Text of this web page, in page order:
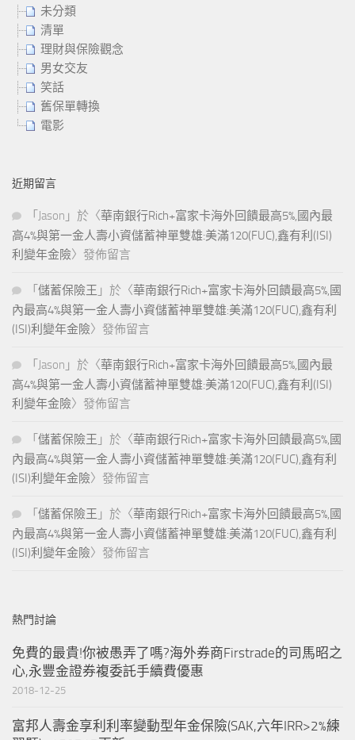
未分類
清單
理財與保險觀念
男女交友
笑話
舊保單轉換
電影
近期留言
「 Jason 」於〈華南銀行Rich+富家卡海外回饋最高5%,國內最
高4%與第一金人壽小資儲蓄神單雙雄:美滿120(FUC),鑫有利(ISI)
利變年金險〉發佈留言
「 儲蓄保險王 」於〈華南銀行Rich+富家卡海外回饋最高5%,國
內最高4%與第一金人壽小資儲蓄神單雙雄:美滿120(FUC),鑫有利
(ISI)利變年金險〉發佈留言
「 Jason 」於〈華南銀行Rich+富家卡海外回饋最高5%,國內最
高4%與第一金人壽小資儲蓄神單雙雄:美滿120(FUC),鑫有利(ISI)
利變年金險〉發佈留言
「 儲蓄保險王 」於〈華南銀行Rich+富家卡海外回饋最高5%,國
內最高4%與第一金人壽小資儲蓄神單雙雄:美滿120(FUC),鑫有利
(ISI)利變年金險〉發佈留言
「 儲蓄保險王 」於〈華南銀行Rich+富家卡海外回饋最高5%,國
內最高4%與第一金人壽小資儲蓄神單雙雄:美滿120(FUC),鑫有利
(ISI)利變年金險〉發佈留言
熱門討論
免費的最貴!你被愚弄了嗎?海外券商Firstrade的司馬昭之
心,永豐金證券複委託手續費優惠
2018-12-25
富邦人壽金享利利率變動型年金保險(SAK,六年IRR>2%練